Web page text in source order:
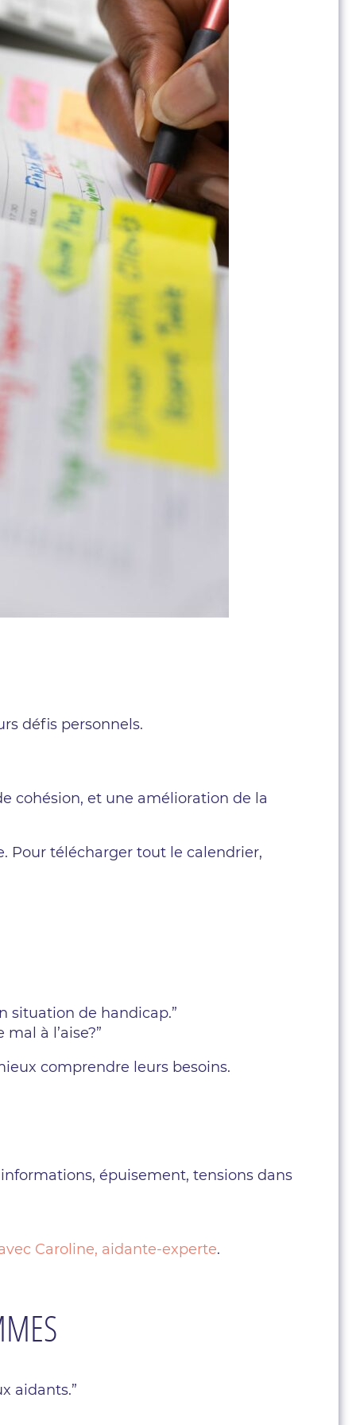
défis personnels.
cohésion, et une amélioration de la
Pour télécharger tout le calendrier,
situation de handicap.”
à l’aise?”
comprendre leurs besoins.
épuisement, tensions dans
Caroline, aidante-experte.
aidants.”